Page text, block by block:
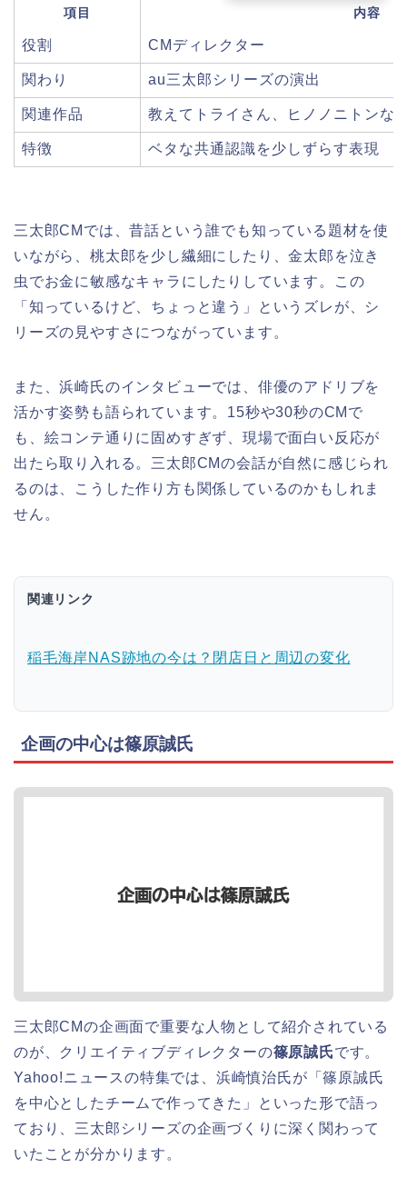
項目 内容
役割 CMディレクター
関わり au三太郎シリーズの演出
関連作品 教えてトライさん、ヒノノニトンな
特徴 ベタな共通認識を少しずらす表現
三太郎CMでは、昔話という誰でも知っている題材を使
いながら、桃太郎を少し繊細にしたり、金太郎を泣き
虫でお金に敏感なキャラにしたりしています。この
「知っているけど、ちょっと違う」というズレが、シ
リーズの見やすさにつながっています。
また、浜崎氏のインタビューでは、俳優のアドリブを
活かす姿勢も語られています。15秒や30秒のCMで
も、絵コンテ通りに固めすぎず、現場で面白い反応が
出たら取り入れる。三太郎CMの会話が自然に感じられ
るのは、こうした作り方も関係しているのかもしれま
せん。
関連リンク
稲毛海岸NAS跡地の今は？閉店日と周辺の変化
企画の中心は篠原誠氏
三太郎CMの企画面で重要な人物として紹介されている
のが、クリエイティブディレクターの篠原誠氏です。
Yahoo!ニュースの特集では、浜崎慎治氏が「篠原誠氏
を中心としたチームで作ってきた」といった形で語っ
ており、三太郎シリーズの企画づくりに深く関わって
いたことが分かります。